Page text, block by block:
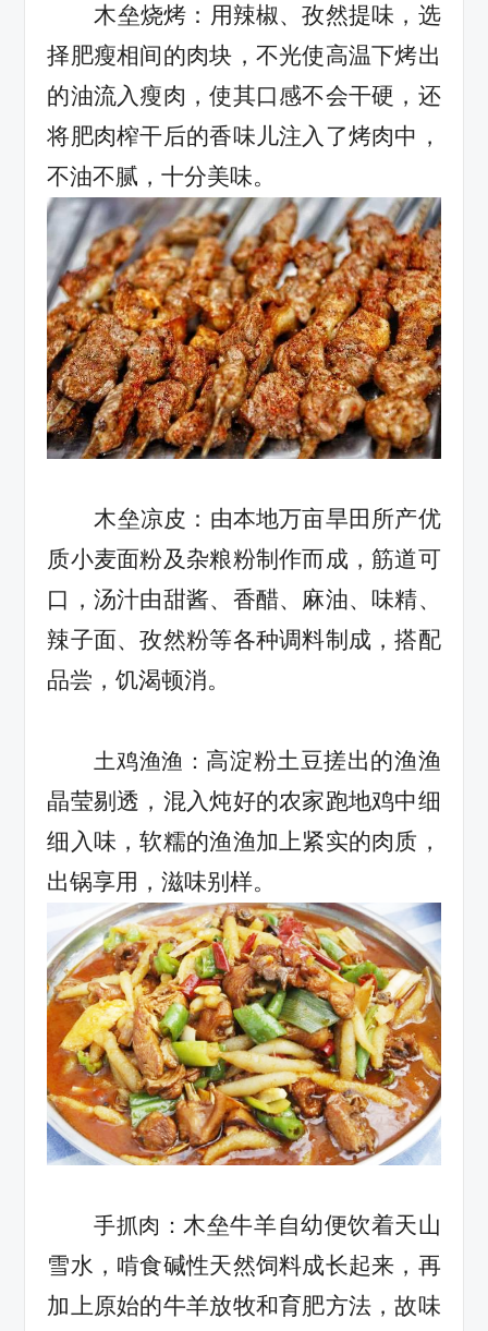
木垒烧烤： 用辣椒、孜然提味，选
择肥瘦相间的肉块，不光使高温下烤出
的油流入瘦肉，使其口感不会干硬，还
将肥肉榨干后的香味儿注入了烤肉中，
不油不腻，十分美味。
木垒凉皮：由本地万亩旱田所产优
质小麦面粉及杂粮粉制作而成，筋道可
口，汤汁由甜酱、 香醋、麻油、味精、
辣子面、孜然粉等各种调料制成，搭配
品尝，饥渴顿消。
土鸡渔渔： 高淀粉土豆搓出的渔渔
晶莹剔透，混入炖好的农家跑地鸡中细
细入味，软糯的渔渔加上紧实的肉质，
出锅享用，滋味别样。
手抓肉： 木垒牛羊自幼便饮着天山
雪水，啃食碱性天然饲料成长起来，再
加上原始的牛羊放牧和育肥方法，故味